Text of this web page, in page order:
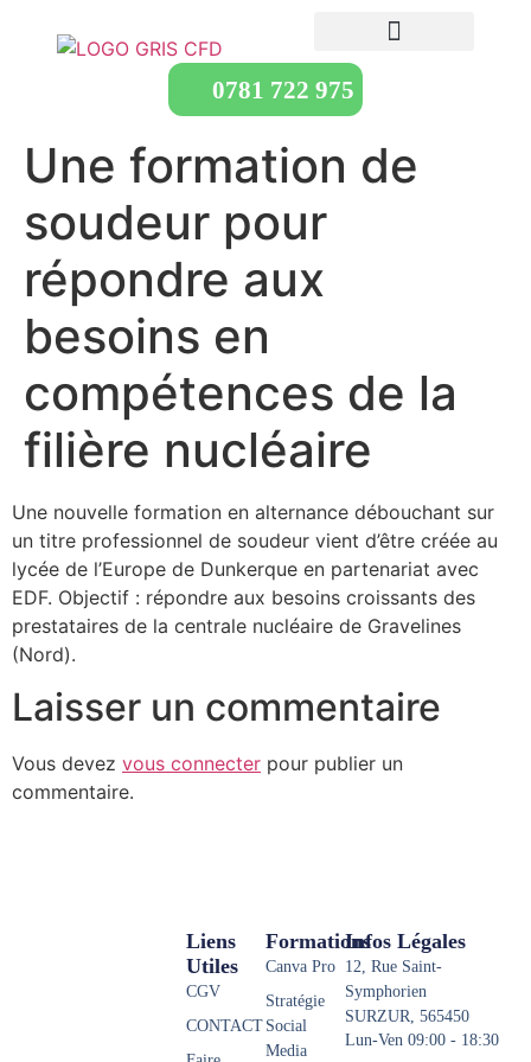
0781 722 975
Une formation de
soudeur pour
répondre aux
besoins en
compétences de la
filière nucléaire
Une nouvelle formation en alternance débouchant sur
un titre professionnel de soudeur vient d’être créée au
lycée de l’Europe de Dunkerque en partenariat avec
EDF. Objectif : répondre aux besoins croissants des
prestataires de la centrale nucléaire de Gravelines
(Nord).
Laisser un commentaire
Vous devez vous connecter pour publier un
commentaire.
Formations
Canva Pro
Stratégie
Social
Media
Liens
Utiles
CGV
CONTACT
Infos Légales
12, Rue Saint-
Symphorien
SURZUR, 565450
Lun-Ven 09:00 - 18:30